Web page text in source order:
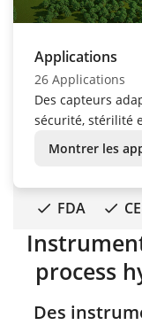
Applications
26 Applications
Des capteurs
sécurité, stérilité
Montrer les
FDA
process
Des